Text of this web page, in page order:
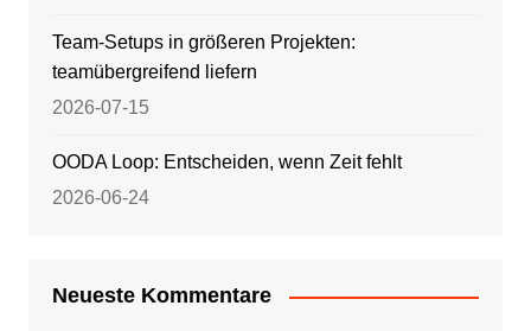
Team-Setups in größeren Projekten:
teamübergreifend liefern
2026-07-15
OODA Loop: Entscheiden, wenn Zeit fehlt
2026-06-24
Neueste Kommentare